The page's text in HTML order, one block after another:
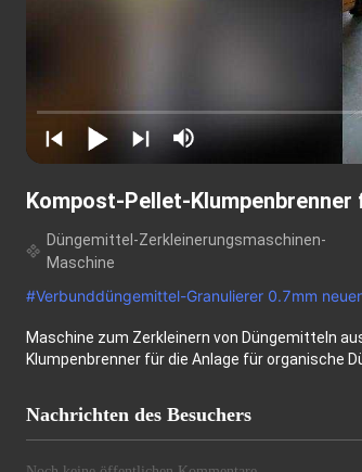
Kompost-Pellet-
Düngemittel-Zerkleinerungsmaschinen-
Maschine
#Verbunddüngemittel-Granulierer 0.7mm
Maschine zum Zerkleinern von Düngemitteln
Klumpenbrenner für die Anlage für organische
Nachrichten des Besuchers